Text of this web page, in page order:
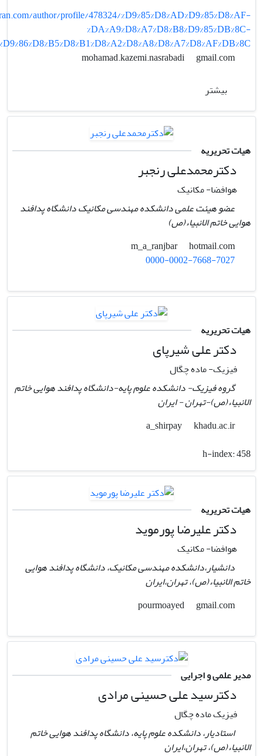
author/profile/478324/%D9%85%D8%AD%D9%85%D8%AF-
%DA%A9%D8%A7%D8%B8%D9%85%DB%8C-
gmail.com
بیشتر
هیات تحریریه
دکترمحمدعلی رنجبر
هوافضا- مکانیک
عضو هیئت علمی دانشکده مهندسی مکانیک دانشگاه پدافند
هوایی خاتم الانبیاء(ص)
hotmail.com
0000-0002-7668-7027
هیات تحریریه
دکتر علی شیرپای
فیزیک- ماده چگال
گروه فیزیک- دانشکده علوم پایه-دانشگاه پدافند هوایی خاتم
الانبیاء(ص)-تهران - ایران
a_shirpay
khadu.ac.ir
h-index:458
هیات تحریریه
دکتر علیرضا پورموید
هوافضا- مکانیک
دانشیار،دانشکده مهندسی مکانیک، دانشگاه پدافند هوایی
خاتم الانبیاء(ص)، تهران،ایران
gmail.com
مدیر علمی و اجرایی
دکترسید علی حسینی مرادی
فیزیک ماده چگال
استادیار، دانشکده علوم پایه، دانشگاه پدافند هوایی خاتم
الانبیاء(ص)، تهران،ایران